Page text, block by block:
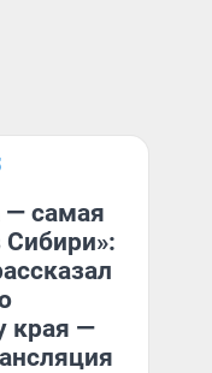
— самая
края —